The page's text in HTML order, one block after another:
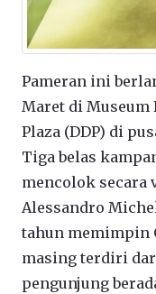
Pameran ini
Maret di Museum
Plaza (DDP) di
Tiga belas
mencolok secara
Alessandro
tahun memimpin
masing terdiri
pengunjung